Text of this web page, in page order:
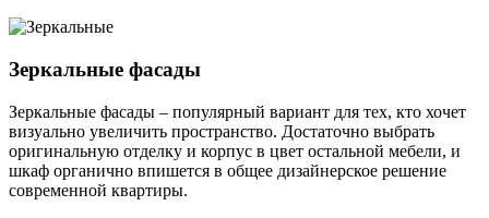
Зеркальные фасады
Зеркальные фасады – популярный вариант для тех, кто хочет
визуально увеличить пространство. Достаточно выбрать
оригинальную отделку и корпус в цвет остальной мебели, и
шкаф органично впишется в общее дизайнерское решение
современной квартиры.